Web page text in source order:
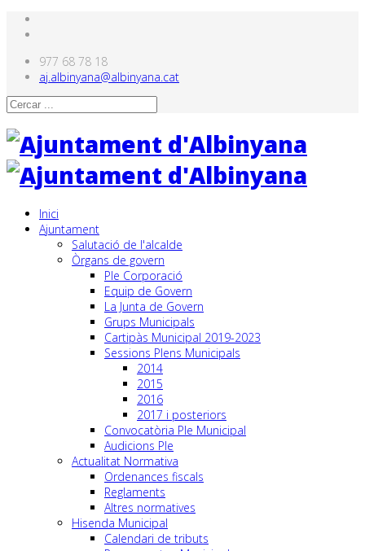
977 68 78 18
aj.albinyana@albinyana.cat
Inici
Ajuntament
Salutació de l'alcalde
Òrgans de govern
Ple Corporació
Equip de Govern
La Junta de Govern
Grups Municipals
Cartipàs Municipal 2019-2023
Sessions Plens Municipals
2014
2015
2016
2017 i posteriors
Convocatòria Ple Municipal
Audicions Ple
Actualitat Normativa
Ordenances fiscals
Reglaments
Altres normatives
Hisenda Municipal
Calendari de tributs